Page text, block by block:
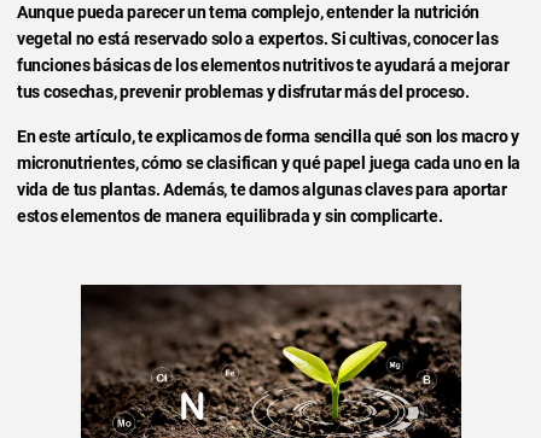
Aunque pueda parecer un tema complejo, entender la nutrición
vegetal no está reservado solo a expertos. Si cultivas, conocer las
funciones básicas de los elementos nutritivos te ayudará a mejorar
tus cosechas, prevenir problemas y disfrutar más del proceso.
En este artículo, te explicamos de forma sencilla qué son los macro y
micronutrientes, cómo se clasifican y qué papel juega cada uno en la
vida de tus plantas. Además, te damos algunas claves para aportar
estos elementos de manera equilibrada y sin complicarte.